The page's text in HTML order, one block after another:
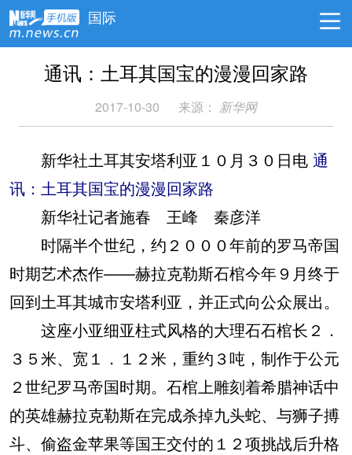
国际
通讯：土耳其国宝的漫漫回家路
2017-10-30 来源： 新华网
新华社土耳其安塔利亚１０月３０日电 通
讯：土耳其国宝的漫漫回家路
新华社记者施春 王峰 秦彦洋
时隔半个世纪，约２０００年前的罗马帝国
时期艺术杰作——赫拉克勒斯石棺今年９月终于
回到土耳其城市安塔利亚，并正式向公众展出。
这座小亚细亚柱式风格的大理石石棺长２．
３５米、宽１．１２米，重约３吨，制作于公元
２世纪罗马帝国时期。石棺上雕刻着希腊神话中
的英雄赫拉克勒斯在完成杀掉九头蛇、与狮子搏
斗、偷盗金苹果等国王交付的１２项挑战后升格